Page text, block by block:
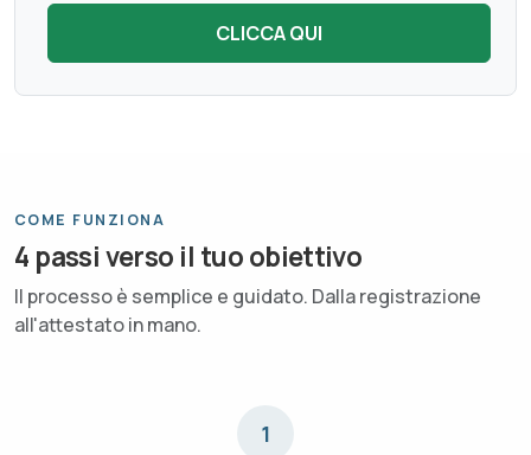
COME FUNZIONA
4 passi verso il tuo obiettivo
Il processo è semplice e guidato. Dalla registrazione
all'attestato in mano.
1